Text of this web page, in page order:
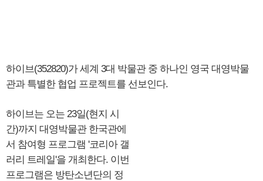
하이브(352820)가 세계 3대 박물관 중 하나인 영국 대영박물
관과 특별한 협업 프로젝트를 선보인다.
하이브는 오는 23일(현지 시
간)까지 대영박물관 한국관에
서 참여형 프로그램 '코리아 갤
러리 트레일'을 개최한다. 이번
프로그램은 방탄소년단의 정